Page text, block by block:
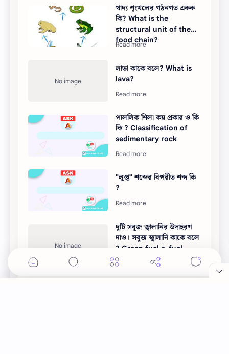
খাদ্য শৃংখলের গঠনগত একক
কি? What is the
structural unit of the
food chain?
লাভা কাকে বলে? What is
lava?
পাললিক শিলা কয় প্রকার ও কি
কি ? Classification of
sedimentary rock
"লুপ্ত" শব্দের বিপরীত শব্দ কি
?
দুটি সবুজ জ্বালানির উদাহরণ
দাও। সবুজ জ্বালানি কাকে বলে
? Green fuel e-fuel